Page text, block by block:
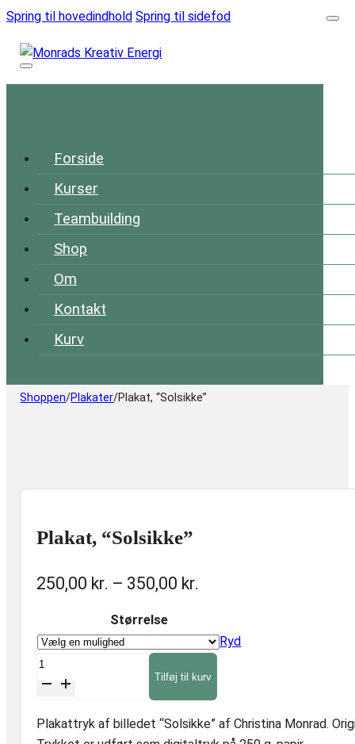
Spring til hovedindhold Spring til sidefod
Forside
Kurser
Teambuilding
Shop
Om
Kontakt
Kurv
Shoppen/Plakater/Plakat, “Solsikke”
Plakat, “Solsikke”
250,00 kr. – 350,00 kr.
til
350,00 kr.
Størrelse
Ryd
Plakat,
"Solsikke"
Tilføj til kurv
Plakattryk af billedet “Solsikke” af Christina Monrad.